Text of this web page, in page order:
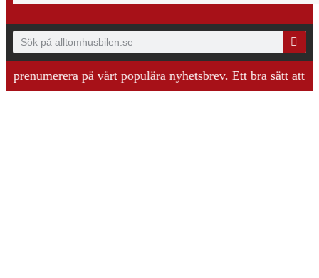
på vårt populära nyhetsbrev. Ett bra sätt att ha